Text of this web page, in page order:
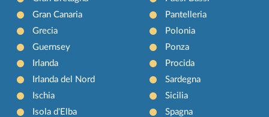
Gran Canaria
Grecia
Guernsey
Irlanda
Irlanda del Nord
Ischia
Isola d'Elba
Pantelleria
Polonia
Ponza
Procida
Sardegna
Sicilia
Spagna